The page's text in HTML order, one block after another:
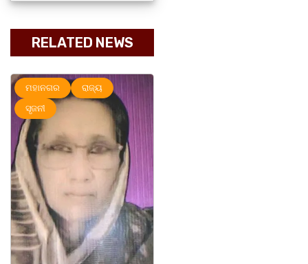
RELATED NEWS
ମହାନଗର
ରାଜ୍ୟ
ସୃଜନୀ